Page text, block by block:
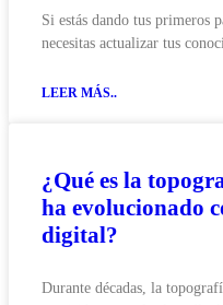
Si estás dando tus primeros
necesitas actualizar tus
LEER MÁS..
¿Qué es la
ha evolucionado
digital?
Durante décadas, la